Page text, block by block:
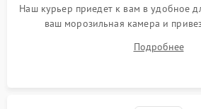
Наш курьер приедет к вам в удобное
ваш морозильная камера и
Подробнее